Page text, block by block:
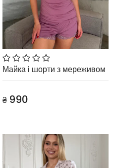
Майка і шорти з мереживом
₴ 990